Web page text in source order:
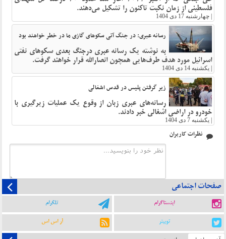
فلسطینی از زمان نکبت تاکنون را تشکیل می‌دهند.
چهارشنبه 17 دی 1404
رسانه عبری: در جنگ آتی سکوهای گازی ما در خطر خواهند بود
به نوشته یک رسانه عبری درجنگ بعدی سکوهای نفتی
اسرائیل مورد هدف طرف‌‌هایی همچون انصارالله قرار خواهند گرفت.
یکشنبه 14 دی 1404
زیر گرفتن پلیس در قدس اشغالی
رسانه‌های عبری زبان از وقوع یک عملیات زیرگیری با
خودرو در اراضی اشغالی خبر دادند.
یکشنبه 7 دی 1404
نظرات کاربران
صفحات اجتماعی
اینستاگرام تلگرام
توییتر آر اس اس